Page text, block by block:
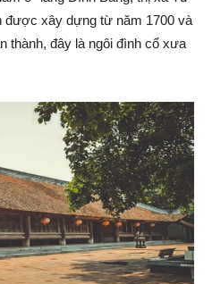
được xây dựng từ năm 1700 và
thành, đây là ngôi đình cổ xưa